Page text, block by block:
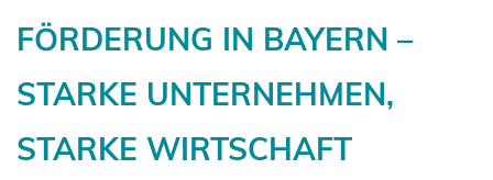
​FÖRDERUNG IN BAYERN –
STARKE UNTERNEHMEN,
STARKE WIRTSCHAFT